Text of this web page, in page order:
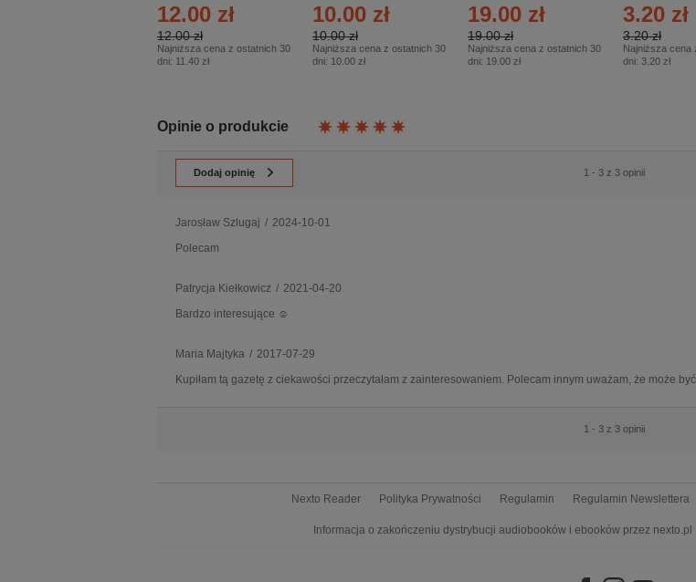
12.00 zł
12.00 zł
Najniższa cena z ostatnich 30
dni: 11.40 zł
10.00 zł
10.00 zł
Najniższa cena z ostatnich 30
dni: 10.00 zł
19.00 zł
19.00 zł
Najniższa cena z ostatnich 30
dni: 19.00 zł
3.20 zł
3.20 zł
Najniższa cena
dni: 3.20 zł
Opinie o produkcie
Dodaj opinię 1 - 3 z 3 opinii
Jarosław Szlugaj / 2024-10-01
Polecam
Patrycja Kiełkowicz / 2021-04-20
Bardzo interesujące ☺
Maria Majtyka / 2017-07-29
Kupiłam tą gazetę z ciekawości przeczytałam z zainteresowaniem. Polecam innym uważam, że może
1 - 3 z 3 opinii
Nexto Reader Polityka Prywatności Regulamin Regulamin Newslettera
Informacja o zakończeniu dystrybucji audiobooków i ebooków przez nexto.pl